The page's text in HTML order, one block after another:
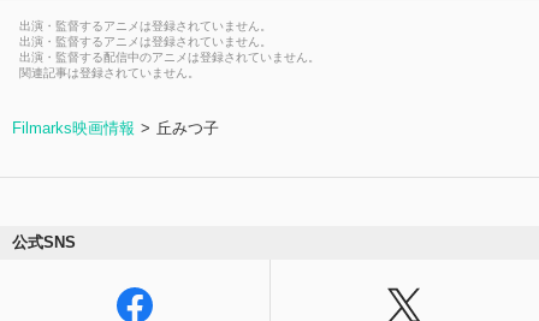
出演・監督するアニメは登録されていません。
出演・監督するアニメは登録されていません。
出演・監督する配信中のアニメは登録されていません。
関連記事は登録されていません。
Filmarks映画情報 丘みつ子
公式SNS